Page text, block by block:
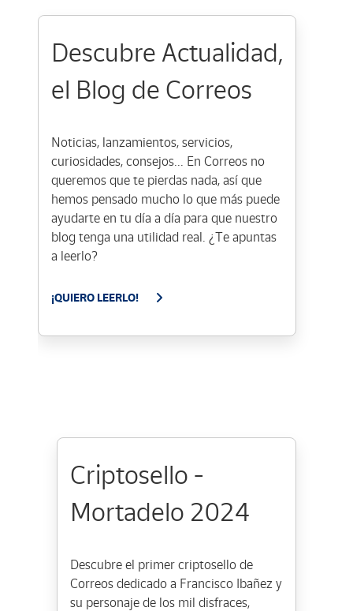
Descubre Actualidad,
el Blog de Correos
Noticias, lanzamientos, servicios,
curiosidades, consejos... En Correos no
queremos que te pierdas nada, así que
hemos pensado mucho lo que más puede
ayudarte en tu día a día para que nuestro
blog tenga una utilidad real. ¿Te apuntas
a leerlo?
¡QUIERO LEERLO!
Criptosello -
Mortadelo 2024
Descubre el primer criptosello de
Correos dedicado a Francisco Ibañez y
su personaje de los mil disfraces,